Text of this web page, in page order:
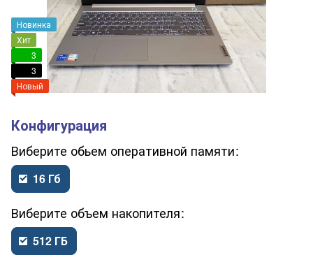
Новинка
Хит
3
3
Новый
обьем оперативной памяти
16 Гб
объем накопителя
512 ГБ